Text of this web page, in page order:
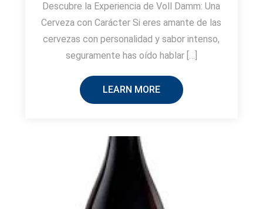
Descubre la Experiencia de Voll Damm: Una
Cerveza con Carácter Si eres amante de las
cervezas con personalidad y sabor intenso,
seguramente has oído hablar […]
LEARN MORE